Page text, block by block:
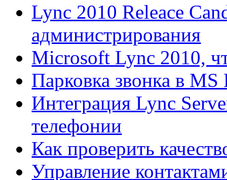
Lync 2010 Releace
администрирования
Microsoft Lync 2010,
Парковка звонка в
Интеграция Lync
телефонии
Как проверить
Управление